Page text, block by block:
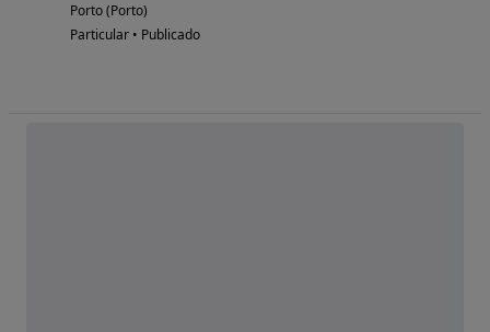
Porto (Porto)
Particular • Publicado